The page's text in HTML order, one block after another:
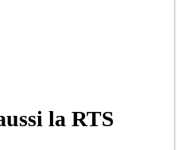
la RTS